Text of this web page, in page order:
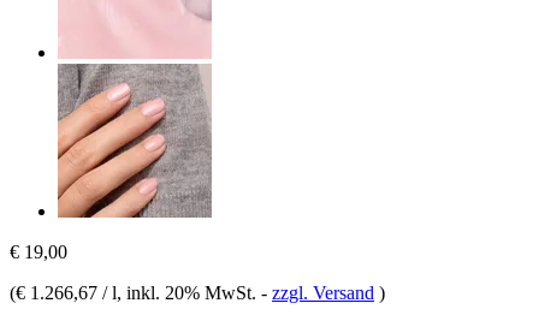
€ 19,00
(€ 1.266,67 / l, inkl. 20% MwSt. - zzgl. Versand )